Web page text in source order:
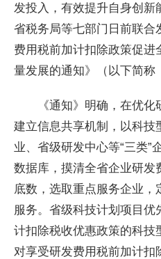
发投入，有效提升自身创
省税务局等七部门日前联合
费用税前加计扣除政策促
量发展的通知》（以下简称
《通知》明确，在优
建立信息共享机制，以科技
业、省级研发中心等“三类”
数据库，摸清全省企业研发
底数，选取重点服务企业，
服务。省级科技计划项目
计扣除税收优惠政策的科技
对享受研发费用税前加计